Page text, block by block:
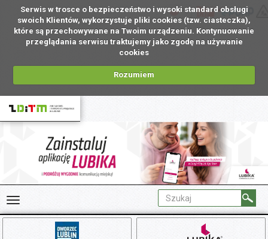
Serwis w trosce o bezpieczeństwo i wysoki standard obsługi
swoich Klientów, wykorzystuje pliki cookies (tzw. ciasteczka),
które są przechowywane na Twoim urządzeniu. Kontynuowanie
przeglądania serwisu traktujemy jako zgodę na używanie
cookies
Rozumiem
PL